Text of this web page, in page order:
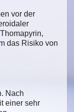
vor der
das Risiko von
Nach
einer sehr